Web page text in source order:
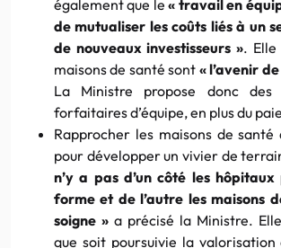
également que le« travail en
de mutualiser les coûts liés à un
de nouveaux investisseurs ». Elle
maisons de santé sont « l’avenir
La Ministre propose donc des
forfaitaires d’équipe, en plus du
Rapprocher les maisons de santé
pour développer un vivier de
n’y a pas d’un côté les hôpitaux
forme et de l’autre les maisons
soigne » a précisé la Ministre.
que soit poursuivie la